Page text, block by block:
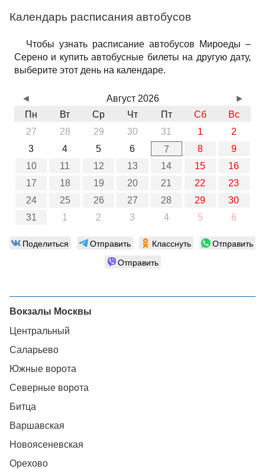
Календарь расписания автобусов
Чтобы узнать расписание автобусов Мироеды –
Серено и купить автобусные билеты на другую дату,
выберите этот день на календаре.
Август 2026
Пн
Вт Ср Чт Пт Сб
Вс
27
28 29 30 31 1
2
3
4 5 6 7 8
9
10
11 12 13 14 15
16
17
18 19 20 21 22
23
24
25 26 27 28 29
30
31
1 2 3 4 5 6
◄ ►
Поделиться Отправить Класснуть
Отправить
Отправить
Вокзалы Москвы
Центральный
Саларьево
Южные ворота
Северные ворота
Битца
Варшавская
Новоясеневская
Орехово